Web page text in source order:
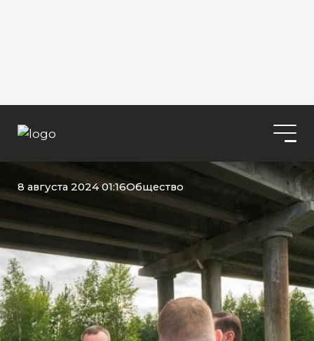
8 августа 2024 01:16Общество